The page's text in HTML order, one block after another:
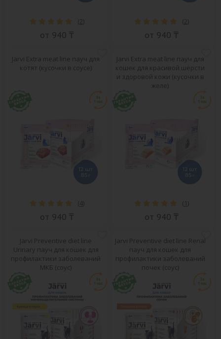
(2)
от 940 ₸
(2)
от 940 ₸
Jarvi Extra meat line пауч для
котят (кусочки в соусе)
(4)
от 940 ₸
Jarvi Extra meat line пауч для
кошек для красивой шерсти
и здоровой кожи (кусочки в
желе)
( 1)
от 940 ₸
Jarvi Preventive diet line
Urinary пауч для кошек для
профилактики заболеваний
МКБ (соус)
Jarvi Preventive diet line Renal
пауч для кошек для
профилактики заболеваний
почек (соус)